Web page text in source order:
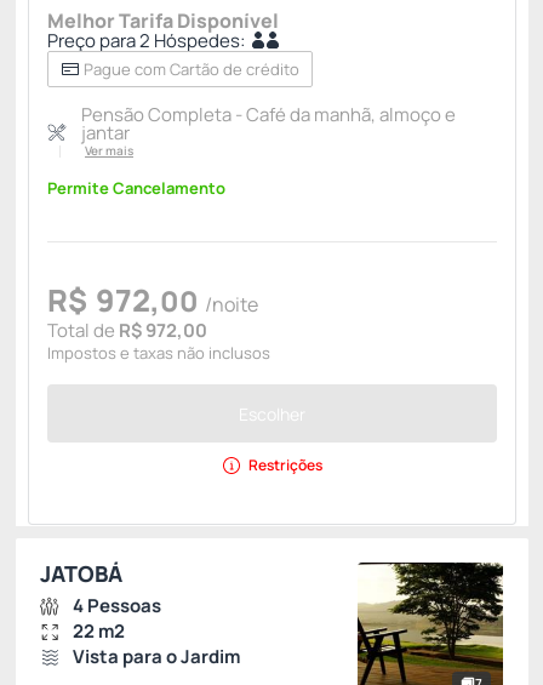
Melhor Tarifa Disponível
Preço para 2 Hóspedes:
Pague com Cartão de crédito
Pensão Completa - Café da manhã, almoço e
jantar
Ver mais
Permite Cancelamento
R$ 972,00 /noite
Total de R$ 972,00
Impostos e taxas não inclusos
Escolher
Restrições
JATOBÁ
4 Pessoas
22 m2
Vista para o Jardim